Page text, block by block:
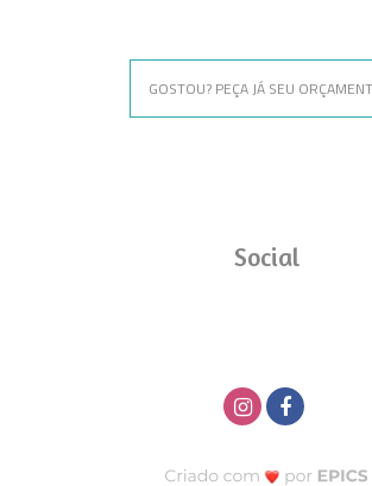
GOSTOU? PEÇA JÁ SEU
Social